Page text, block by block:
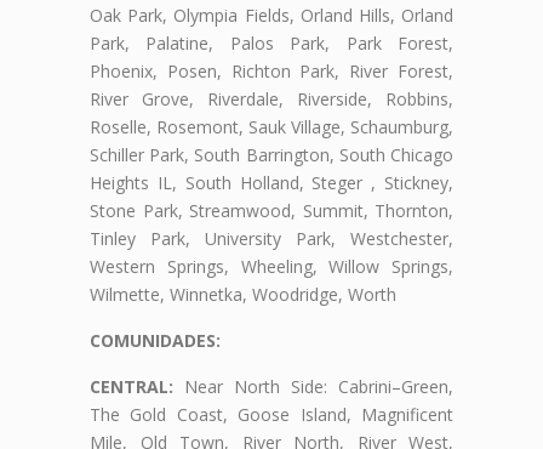
Oak Park, Olympia Fields, Orland Hills, Orland
Park, Palatine, Palos Park, Park Forest,
Phoenix, Posen, Richton Park, River Forest,
River Grove, Riverdale, Riverside, Robbins,
Roselle, Rosemont, Sauk Village, Schaumburg,
Schiller Park, South Barrington, South Chicago
Heights IL, South Holland, Steger , Stickney,
Stone Park, Streamwood, Summit, Thornton,
Tinley Park, University Park, Westchester,
Western Springs, Wheeling, Willow Springs,
Wilmette, Winnetka, Woodridge, Worth
COMUNIDADES:
CENTRAL: Near North Side: Cabrini–Green,
The Gold Coast, Goose Island, Magnificent
Mile, Old Town, River North, River West,